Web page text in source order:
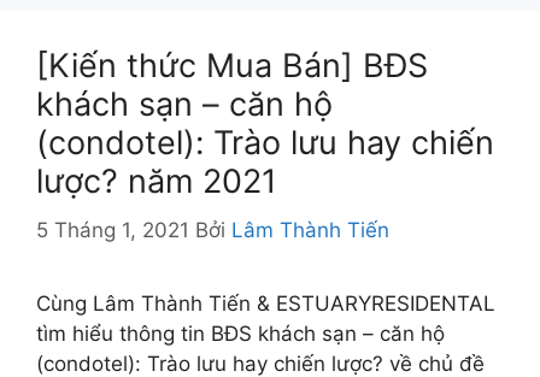
[Kiến thức Mua Bán] BĐS
khách sạn – căn hộ
(condotel): Trào lưu hay chiến
lược? năm 2021
5 Tháng 1, 2021 Bởi Lâm Thành Tiến
Cùng Lâm Thành Tiến & ESTUARYRESIDENTAL
tìm hiểu thông tin BĐS khách sạn – căn hộ
(condotel): Trào lưu hay chiến lược? về chủ đề